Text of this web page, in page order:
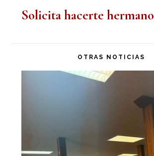
Solicita hacerte hermano
OTRAS NOTICIAS